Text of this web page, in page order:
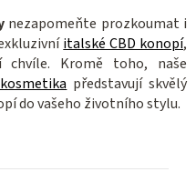
nezapomeňte prozkoumat i
italské CBD konopí,
Kromě toho, naše
představují skvělý
do vašeho životního stylu.